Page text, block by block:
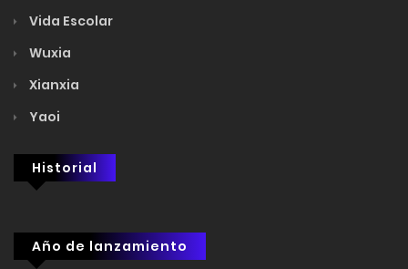
Vida Escolar
Wuxia
Xianxia
Yaoi
Historial
Año de lanzamiento